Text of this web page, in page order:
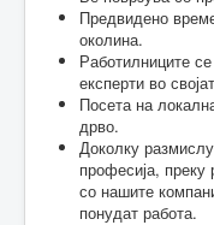
Предвидено
околина.
Работилниците
експерти во
Посета на
дрво.
Доколку
професија,
со нашите
понудат работа.